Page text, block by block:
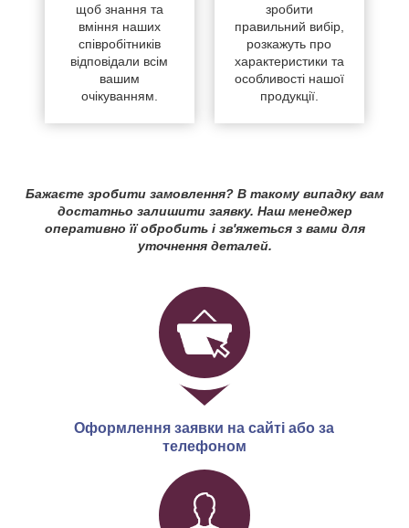
щоб знання та
вміння наших
співробітників
відповідали всім
вашим
очікуванням.
зробити
правильний вибір,
розкажуть про
характеристики та
особливості нашої
продукції.
Бажаєте зробити замовлення? В такому випадку вам
достатньо залишити заявку. Наш менеджер
оперативно її обробить і зв'яжеться з вами для
уточнення деталей.
Оформлення заявки на сайті або за
телефоном